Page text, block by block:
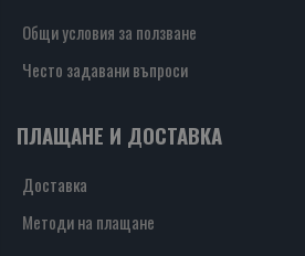
Общи условия за ползване
Често задавани въпроси
ПЛАЩАНЕ И ДОСТАВКА
Доставка
Методи на плащане